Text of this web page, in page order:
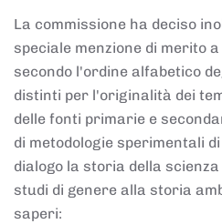
La commissione ha deciso
speciale menzione di merito
secondo l'ordine alfabetico
distinti per l'originalità dei
delle fonti primarie e
di metodologie sperimentali
dialogo la storia della
studi di genere alla storia
saperi: